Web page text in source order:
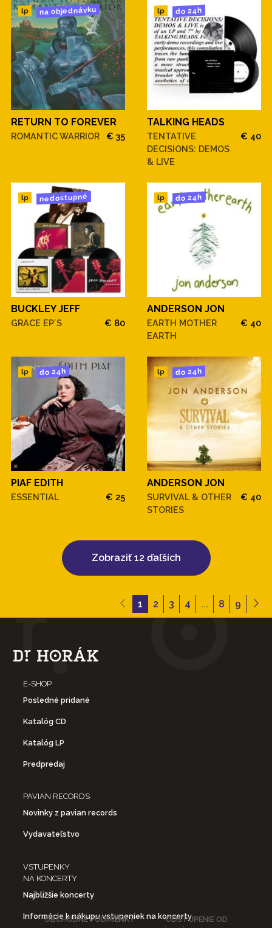
lp na objednávku
RETURN TO FOREVER
ROMANTIC WARRIOR € 35
lp do 24h
TALKING HEADS
TENTATIVE
DECISIONS: DEMOS
& LIVE
€ 40
lp nedostupné
BUCKLEY JEFF
GRACE EP´S € 80
lp do 24h
ANDERSON JON
EARTH MOTHER
EARTH
€ 40
lp do 24h
PIAF EDITH
ESSENTIAL € 25
lp do 24h
ANDERSON JON
SURVIVAL & OTHER
STORIES
€ 40
Zobraziť 12 ďaľších
1 2 3 4 ... 8 9
E-SHOP
Posledné pridané
Katalóg CD
Katalóg LP
Predpredaj
PAVIAN RECORDS
Novinky z pavian records
Vydavateľstvo
VSTUPENKY
NA KONCERTY
Najbližšie koncerty
Informácie k nákupu vstupeniek na koncerty
OBCHODNÉ PODMIENKY
ODSTÚPENIE OD